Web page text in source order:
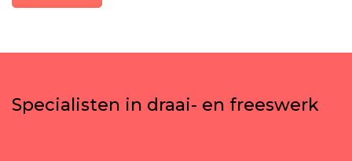
Specialisten in draai- en freeswerk